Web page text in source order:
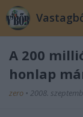
A 200
honlap
zero • 2008.